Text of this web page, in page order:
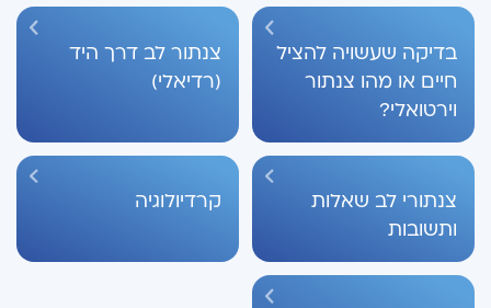
בדיקה שעשויה להציל
חיים או מהו צנתור
וירטואלי?
צנתור לב דרך היד
(רדיאלי)
צנתורי לב שאלות
ותשובות
קרדיולוגיה